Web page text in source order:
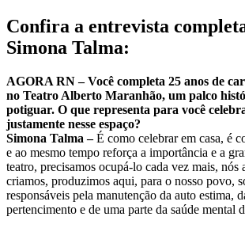
Confira a entrevista
Simona Talma:
AGORA RN – Você completa 25 anos de
no Teatro Alberto Maranhão, um palco
potiguar. O que representa para você
justamente nesse espaço?
Simona Talma –É como celebrar em casa, é
e ao mesmo tempo reforça a importância e a
teatro, precisamos ocupá-lo cada vez mais, nós
criamos, produzimos aqui, para o nosso povo,
responsáveis pela manutenção da auto estima,
pertencimento e de uma parte da saúde mental